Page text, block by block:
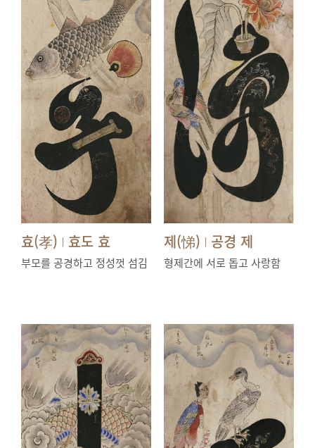
효(孝) | 효도 효
부모를 공경하고 정성껏 섬김
제(悌) | 공경 제
형제간에 서로 돕고 사랑함